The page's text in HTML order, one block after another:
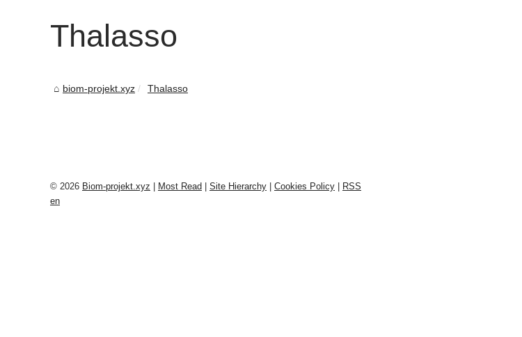
Thalasso
biom-projekt.xyz Thalasso
© 2026 Biom-projekt.xyz Most Read Site Hierarchy Cookies Policy
RSS
en